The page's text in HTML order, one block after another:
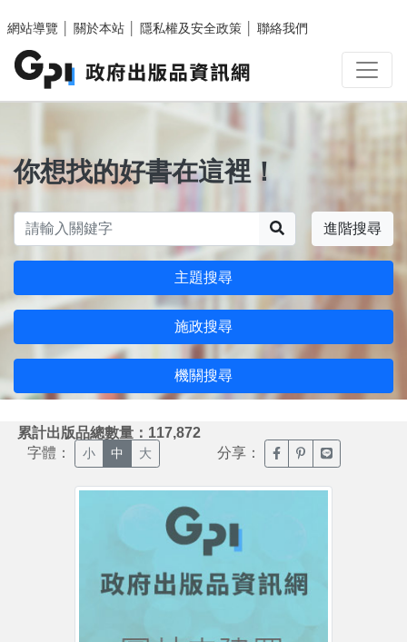
網站導覽
關於本站 隱私權及安全政策 聯絡我們
你想找的好書在這裡！
進階搜尋
主題搜尋
施政搜尋
機關搜尋
累計出版品總數量：117,872
字體： 小 中 大 分享： 臉書分享(另開新視窗)
噗浪分享(另開新
Line分享(另